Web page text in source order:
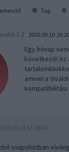
Tag
3.3 2020.09.10
Egy hónap
következő! Az
amivel a
2020.09.14 13:28:06
snapshotban